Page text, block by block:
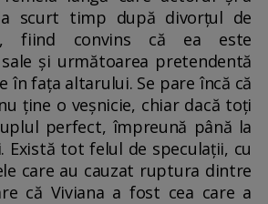
scurt timp după divorțul de
fiind convins că ea este
și următoarea pretendentă
în fața altarului. Se pare încă că
ține o veșnicie, chiar dacă toți
perfect, împreună până la
Există tot felul de speculații, cu
care au cauzat ruptura dintre
că Viviana a fost cea care a